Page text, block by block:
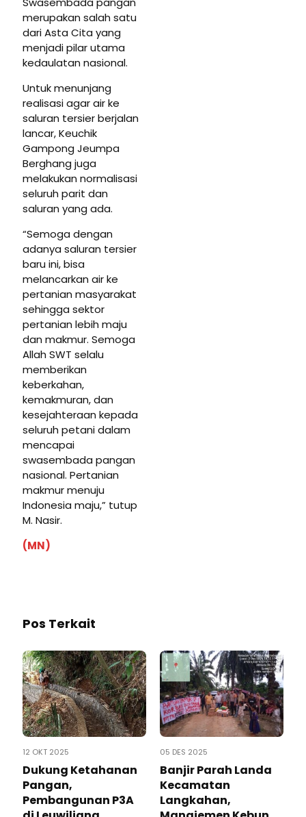
merupakan salah satu
dari Asta Cita yang
menjadi pilar utama
kedaulatan nasional.
Untuk menunjang
realisasi agar air ke
saluran tersier berjalan
lancar, Keuchik
Gampong Jeumpa
Berghang juga
melakukan normalisasi
seluruh parit dan
saluran yang ada.
“Semoga dengan
adanya saluran tersier
baru ini, bisa
melancarkan air ke
pertanian masyarakat
sehingga sektor
pertanian lebih maju
dan makmur. Semoga
Allah SWT selalu
memberikan
keberkahan,
kemakmuran, dan
kesejahteraan kepada
seluruh petani dalam
mencapai
swasembada pangan
nasional. Pertanian
makmur menuju
Indonesia maju,” tutup
M. Nasir.
(MN)
Pos Terkait
12 OKT 2025
Dukung Ketahanan
Pangan,
Pembangunan P3A
05 DES 2025
Banjir Parah Landa
Kecamatan
Langkahan,